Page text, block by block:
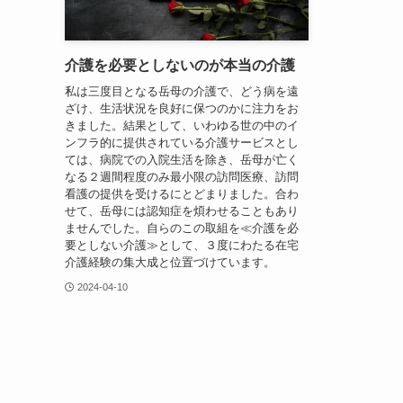
介護を必要としないのが本当の介護
私は三度目となる岳母の介護で、どう病を遠
ざけ、生活状況を良好に保つのかに注力をお
きました。結果として、いわゆる世の中のイ
ンフラ的に提供されている介護サービスとし
ては、病院での入院生活を除き、岳母が亡く
なる２週間程度のみ最小限の訪問医療、訪問
看護の提供を受けるにとどまりました。合わ
せて、岳母には認知症を煩わせることもあり
ませんでした。自らのこの取組を≪介護を必
要としない介護≫として、３度にわたる在宅
介護経験の集大成と位置づけています。
2024-04-10